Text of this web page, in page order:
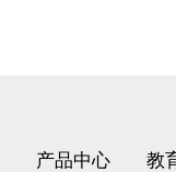
产品中心 教